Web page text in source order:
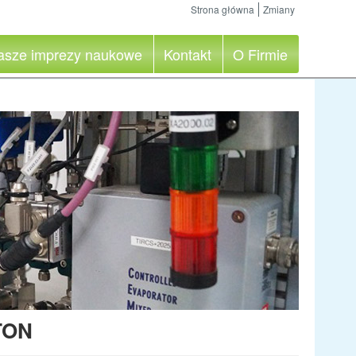
Strona główna Zmiany
imprezy naukowe Kontakt O Firmie